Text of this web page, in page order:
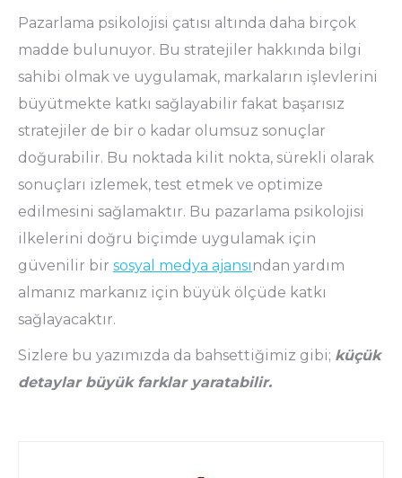
Pazarlama psikolojisi çatısı altında daha birçok
madde bulunuyor. Bu stratejiler hakkında bilgi
sahibi olmak ve uygulamak, markaların işlevlerini
büyütmekte katkı sağlayabilir fakat başarısız
stratejiler de bir o kadar olumsuz sonuçlar
doğurabilir. Bu noktada kilit nokta, sürekli olarak
sonuçları izlemek, test etmek ve optimize
edilmesini sağlamaktır. Bu pazarlama psikolojisi
ilkelerini doğru biçimde uygulamak için
güvenilir bir sosyal medya ajansı ndan yardım
almanız markanız için büyük ölçüde katkı
sağlayacaktır.
Sizlere bu yazımızda da bahsettiğimiz gibi; küçük
detaylar büyük farklar yaratabilir.